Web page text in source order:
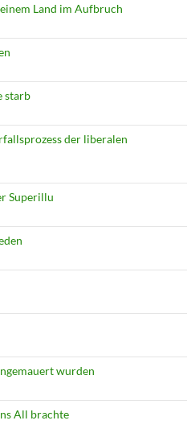
Land im Aufbruch
starb
der liberalen
Superillu
wurden
All brachte